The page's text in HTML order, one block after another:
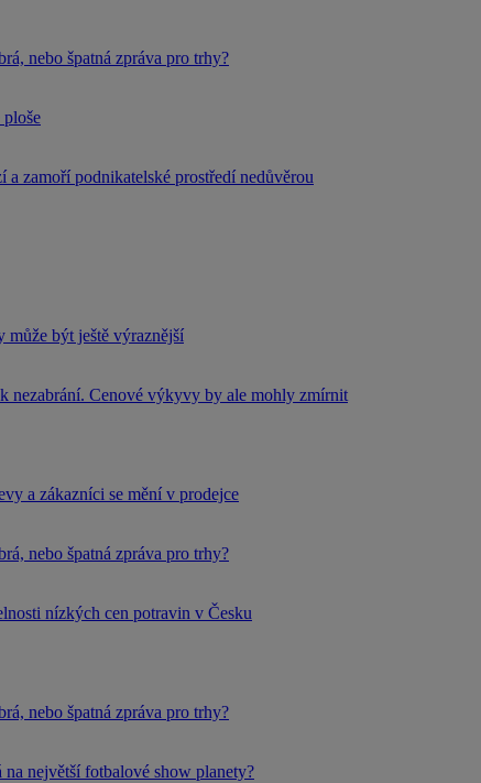
nebo špatná zpráva pro trhy?
zamoří podnikatelské prostředí nedůvěrou
může být ještě výraznější
nezabrání. Cenové výkyvy by ale mohly zmírnit
a zákazníci se mění v prodejce
nebo špatná zpráva pro trhy?
nízkých cen potravin v Česku
nebo špatná zpráva pro trhy?
největší fotbalové show planety?